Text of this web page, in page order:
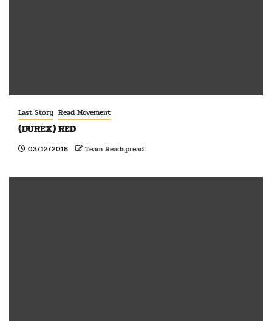
Last Story Read Movement
(DUREX) RED
03/12/2018 Team Readspread